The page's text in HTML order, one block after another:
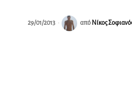
29/01/2013 από Νίκος